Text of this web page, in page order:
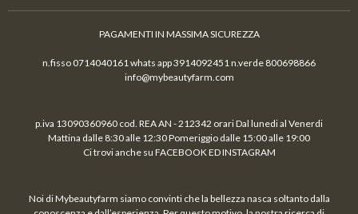
PAGAMENTI IN MASSIMA SICUREZZA
n.fisso 0714040161 whats app 3914092451 n.verde 800698866
info@mybeautyfarm.com
p.iva 13090360960 cod. REA AN - 212342 orari Dal lunedi al Venerdi
Mattina dalle 8:30 alle 12:30 Pomeriggio dalle 15:00 alle 19:00
Ci trovi anche su FACEBOOK ED INSTAGRAM
Noi di Mybeautyfarm siamo convinti che la bellezza nasca soltanto dalla